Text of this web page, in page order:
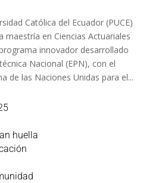
Católica del Ecuador (PUCE)
maestría en Ciencias Actuariales
innovador desarrollado
Nacional (EPN), con el
de las Naciones Unidas para el...
huella